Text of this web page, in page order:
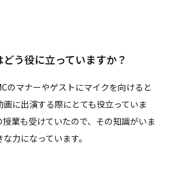
う役に立っていますか？
のマナーやゲストにマイクを向けると
に出演する際にとても役立っていま
業も受けていたので、その知識がいま
力になっています。